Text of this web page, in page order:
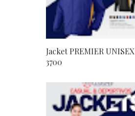
Jacket PREMIER UNISEX
3700